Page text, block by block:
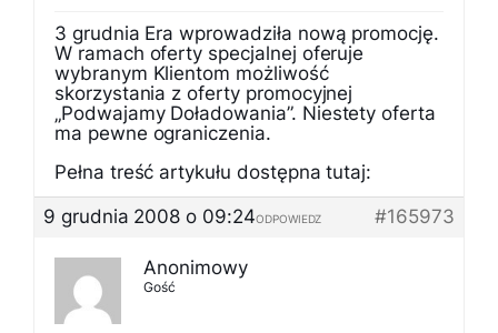
3 grudnia Era wprowadziła nową promocję.
W ramach oferty specjalnej oferuje
wybranym Klientom możliwość
skorzystania z oferty promocyjnej
„Podwajamy Doładowania”. Niestety oferta
ma pewne ograniczenia.
Pełna treść artykułu dostępna tutaj:
9 grudnia 2008 o 09:24
#165973
ODPOWIEDZ
Anonimowy
Gość